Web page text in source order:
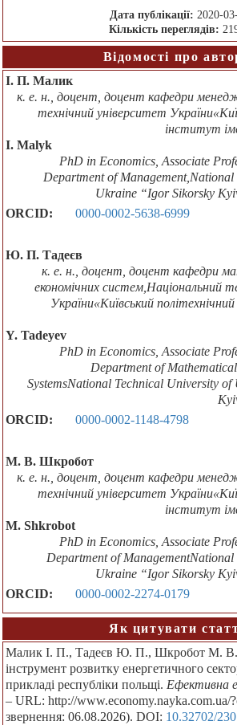
Дата публікації: 2020-
Кількість переглядів:
Відомості про
І. П. Малик
к. е. н., доцент, доцент кафедри
технічний університет
інститут
I. Malyk
PhD in Economics, Associate
Department of
Ukraine “Igor Sikorsky
ORCID:
0000-0002-5638-6999
Ю. П. Тадеєв
к. е. н., доцент, доцент кафедри
економічних систем,Національний
України«Київський
Y. Tadeyev
PhD in Economics, Associate
Department of
SystemsNational Technical University
ORCID:
0000-0002-1148-4798
М. В. Шкробот
к. е. н., доцент, доцент кафедри
технічний університет
інститут
M. Shkrobot
PhD in Economics, Associate
Department of
Ukraine “Igor Sikorsky
ORCID:
0000-0002-2274-0179
Як цитувати
Малик І. П., Тадеєв Ю. П., Шкробот М. В.
інструмент розвитку енергетичного
прикладі республіки польщі. Ефективна
– URL: http://www.economy.nayka.com.ua/
звернення: 06.08.2026). DOI: 10.32702/